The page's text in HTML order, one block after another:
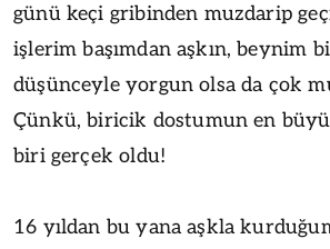
günü keçi gribinden muzdarip
işlerim başımdan aşkın, beynim
düşünceyle yorgun olsa da çok
Çünkü, biricik dostumun en
biri gerçek oldu!
16 yıldan bu yana aşkla